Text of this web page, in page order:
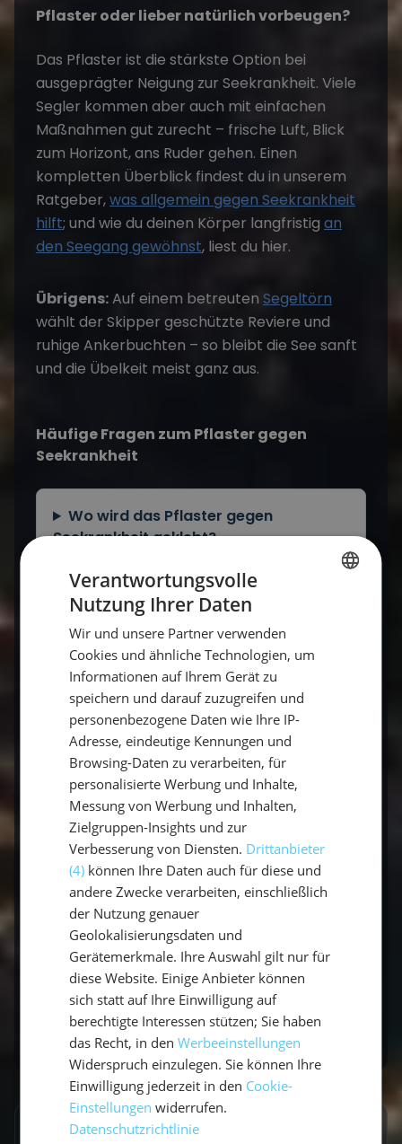
Pflaster oder lieber natürlich vorbeugen?
Das Pflaster ist die stärkste Option bei
ausgeprägter Neigung zur Seekrankheit. Viele
Segler kommen aber auch mit einfachen
Maßnahmen gut zurecht – frische Luft, Blick
zum Horizont, ans Ruder gehen. Einen
kompletten Überblick findest du in unserem
Ratgeber,was allgemein gegen Seekrankheit
hilft; und wie du deinen Körper langfristig an
den Seegang gewöhnst, liest du hier.
Übrigens:Auf einem betreuten Segeltörn
wählt der Skipper geschützte Reviere und
ruhige Ankerbuchten – so bleibt die See sanft
und die Übelkeit meist ganz aus.
Häufige Fragen zum Pflaster gegen
Seekrankheit
Wo wird das Pflaster gegen
Seekrankheit geklebt?
Wie lange wirkt ein Seekrankheits-
Pflaster?
Ist das Pflaster gegen Seekrankheit
rezeptfrei?
Welche Nebenwirkungen hat das
Pflaster?
Gibt es Pflaster gegen Seekrankheit
für Kinder?
Hinweis: Dieser Beitrag ersetzt keine ärztliche
Beratung. Sprich vor der Anwendung von
Medikamenten mit deinem Arzt oder
Apotheker.
GESCHRIEBEN VON
Verantwortungsvolle
Nutzung Ihrer Daten
Wir und unsere Partner verwenden
Cookies und ähnliche Technologien, um
Informationen auf Ihrem Gerät zu
speichern und darauf zuzugreifen und
personenbezogene Daten wie Ihre IP-
Adresse, eindeutige Kennungen und
Browsing-Daten zu verarbeiten, für
personalisierte Werbung und Inhalte,
Messung von Werbung und Inhalten,
Zielgruppen-Insights und zur
Verbesserung von Diensten. Drittanbieter
(4) können Ihre Daten auch für diese und
andere Zwecke verarbeiten, einschließlich
der Nutzung genauer
Geolokalisierungsdaten und
Gerätemerkmale. Ihre Auswahl gilt nur für
diese Website. Einige Anbieter können
sich statt auf Ihre Einwilligung auf
berechtigte Interessen stützen; Sie haben
das Recht, in denWerbeeinstellungen
Widerspruch einzulegen. Sie können Ihre
Einwilligung jederzeit in den Cookie-
Einstellungen widerrufen.
Datenschutzrichtlinie